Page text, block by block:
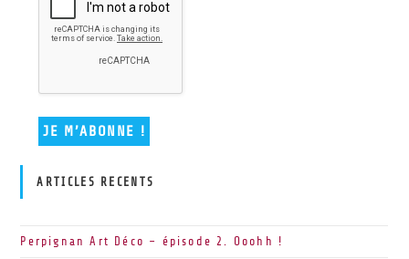
ARTICLES RECENTS
Perpignan Art Déco – épisode 2. Ooohh !